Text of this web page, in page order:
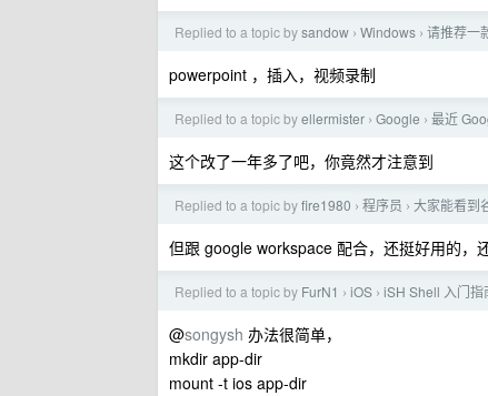
Replied to a topic bysandow › Windows › 请推荐一
powerpoint ，插入，视频录制
Replied to a topic byellermister › Google › 最近
这个改了一年多了吧，你竟然才注意到
Replied to a topic byfire1980 › 程序员 › 大家能看到
但跟 google workspace 配合，还挺好用的，
Replied to a topic by FurN1 › iOS › iSH Shell 入门指
@songysh 办法很简单，
mkdir app-dir
mount -t ios app-dir